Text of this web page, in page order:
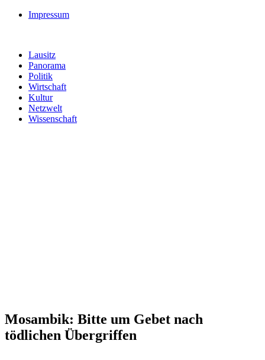
Impressum
Lausitz
Panorama
Politik
Wirtschaft
Kultur
Netzwelt
Wissenschaft
Mosambik: Bitte um Gebet nach
tödlichen Übergriffen